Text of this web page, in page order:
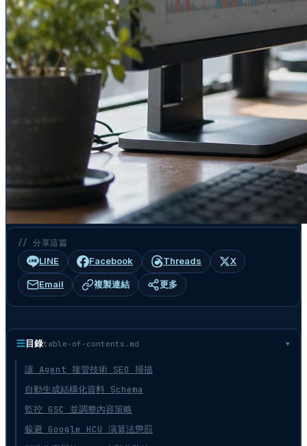
// 分享這篇
LINE Facebook Threads X
Email 複製連結 更多
☰目錄table-of-contents.md
讓 Agent 接管技術 SEO 掃描
自動生成結構化資料 Schema
監控 GSC 並調整內容策略
躲避 Google HCU 演算法懲罰